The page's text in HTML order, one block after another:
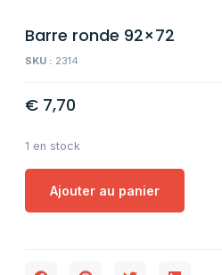
Barre ronde 92×72
SKU : 2314
€ 7,70
1 en stock
Ajouter au panier